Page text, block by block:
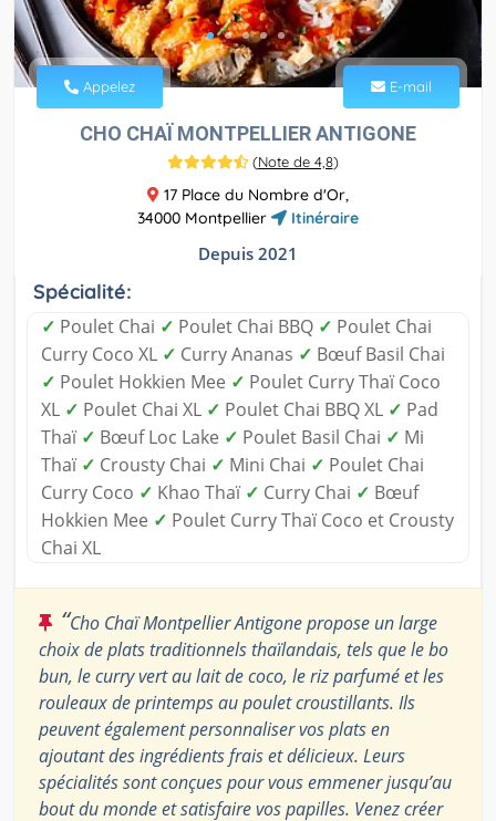
Appelez E-mail
CHO CHAÏ MONTPELLIER ANTIGONE
(Note de 4,8)
17 Place du Nombre d'Or,
34000 Montpellier
Itinéraire
Depuis 2021
Spécialité:
✓ Poulet Chai ✓ Poulet Chai BBQ ✓ Poulet Chai
Curry Coco XL ✓ Curry Ananas ✓ Bœuf Basil Chai
✓ Poulet Hokkien Mee ✓ Poulet Curry Thaï Coco
XL ✓ Poulet Chai XL ✓ Poulet Chai BBQ XL ✓ Pad
Thaï ✓ Bœuf Loc Lake ✓ Poulet Basil Chai ✓ Mi
Thaï ✓ Crousty Chai ✓ Mini Chai ✓ Poulet Chai
Curry Coco ✓ Khao Thaï ✓ Curry Chai ✓ Bœuf
Hokkien Mee ✓ Poulet Curry Thaï Coco et Crousty
Chai XL
“Cho Chaï Montpellier Antigone propose un large
choix de plats traditionnels thaïlandais, tels que le bo
bun, le curry vert au lait de coco, le riz parfumé et les
rouleaux de printemps au poulet croustillants. Ils
peuvent également personnaliser vos plats en
ajoutant des ingrédients frais et délicieux. Leurs
spécialités sont conçues pour vous emmener jusqu’au
bout du monde et satisfaire vos papilles. Venez créer